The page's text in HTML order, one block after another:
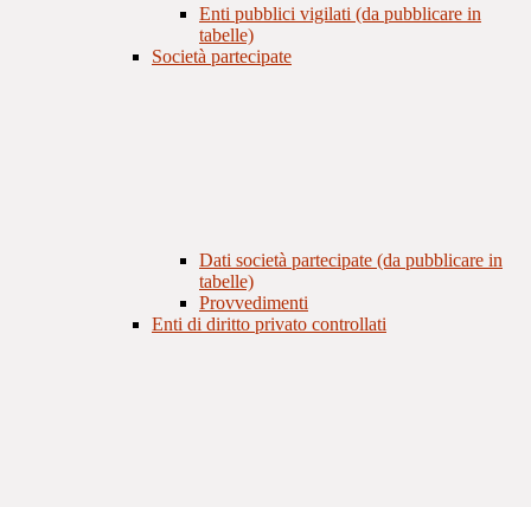
Enti pubblici vigilati (da pubblicare in
tabelle)
Società partecipate
Dati società partecipate (da pubblicare in
tabelle)
Provvedimenti
Enti di diritto privato controllati